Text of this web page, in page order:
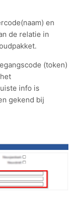
en
de relatie in
(token)
info is
gekend bij